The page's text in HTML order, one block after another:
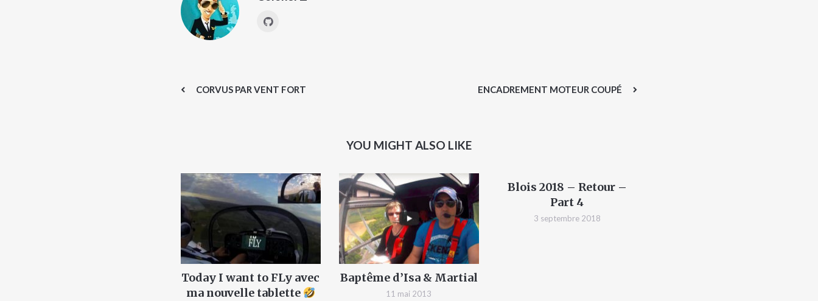
CORVUS PAR VENT FORT ENCADREMENT MOTEUR COUPÉ
YOU MIGHT ALSO LIKE
Today I want to FLy avec
ma nouvelle tablette
Baptême d’Isa & Martial
11 mai 2013
Blois 2018 – Retour –
Part 4
3 septembre 2018